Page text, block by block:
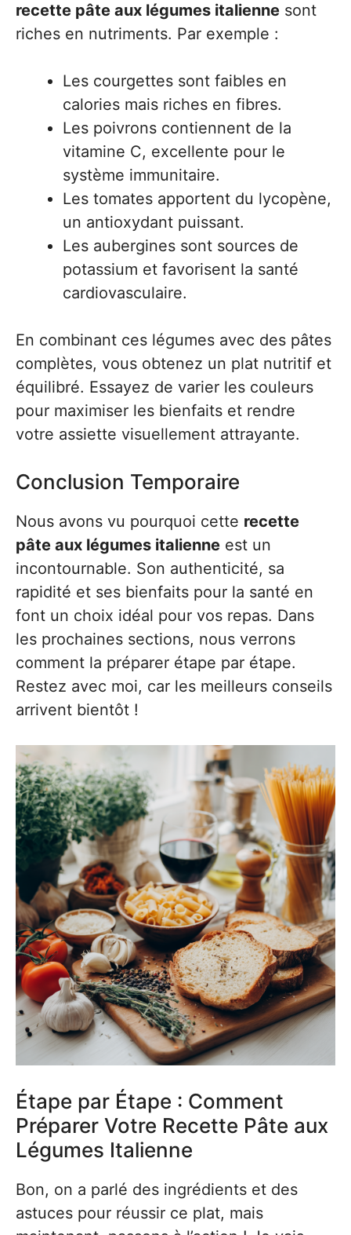
recette pâte aux légumes italienne sont
riches en nutriments. Par exemple :
Les courgettes sont faibles en
calories mais riches en fibres.
Les poivrons contiennent de la
vitamine C, excellente pour le
système immunitaire.
Les tomates apportent du lycopène,
un antioxydant puissant.
Les aubergines sont sources de
potassium et favorisent la santé
cardiovasculaire.
En combinant ces légumes avec des pâtes
complètes, vous obtenez un plat nutritif et
équilibré. Essayez de varier les couleurs
pour maximiser les bienfaits et rendre
votre assiette visuellement attrayante.
Conclusion Temporaire
Nous avons vu pourquoi cette recette
pâte aux légumes italienne est un
incontournable. Son authenticité, sa
rapidité et ses bienfaits pour la santé en
font un choix idéal pour vos repas. Dans
les prochaines sections, nous verrons
comment la préparer étape par étape.
Restez avec moi, car les meilleurs conseils
arrivent bientôt !
Étape par Étape : Comment
Préparer Votre Recette Pâte aux
Légumes Italienne
Bon, on a parlé des ingrédients et des
astuces pour réussir ce plat, mais